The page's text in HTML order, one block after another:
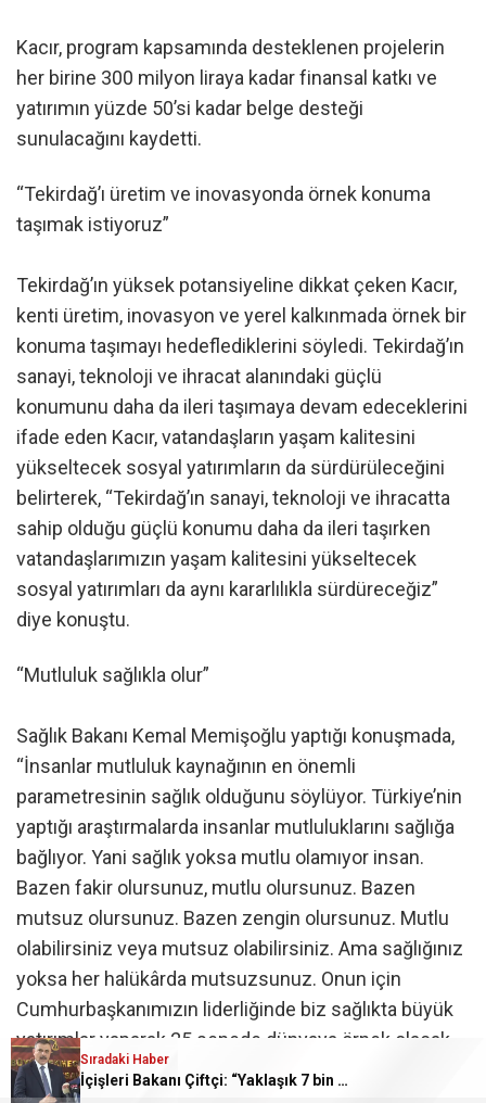
Kacır, program kapsamında desteklenen projelerin
her birine 300 milyon liraya kadar finansal katkı ve
yatırımın yüzde 50’si kadar belge desteği
sunulacağını kaydetti.
“Tekirdağ’ı üretim ve inovasyonda örnek konuma
taşımak istiyoruz”
Tekirdağ’ın yüksek potansiyeline dikkat çeken Kacır,
kenti üretim, inovasyon ve yerel kalkınmada örnek bir
konuma taşımayı hedeflediklerini söyledi. Tekirdağ’ın
sanayi, teknoloji ve ihracat alanındaki güçlü
konumunu daha da ileri taşımaya devam edeceklerini
ifade eden Kacır, vatandaşların yaşam kalitesini
yükseltecek sosyal yatırımların da sürdürüleceğini
belirterek, “Tekirdağ’ın sanayi, teknoloji ve ihracatta
sahip olduğu güçlü konumu daha da ileri taşırken
vatandaşlarımızın yaşam kalitesini yükseltecek
sosyal yatırımları da aynı kararlılıkla sürdüreceğiz”
diye konuştu.
“Mutluluk sağlıkla olur”
Sağlık Bakanı Kemal Memişoğlu yaptığı konuşmada,
“İnsanlar mutluluk kaynağının en önemli
parametresinin sağlık olduğunu söylüyor. Türkiye’nin
yaptığı araştırmalarda insanlar mutluluklarını sağlığa
bağlıyor. Yani sağlık yoksa mutlu olamıyor insan.
Bazen fakir olursunuz, mutlu olursunuz. Bazen
mutsuz olursunuz. Bazen zengin olursunuz. Mutlu
olabilirsiniz veya mutsuz olabilirsiniz. Ama sağlığınız
yoksa her halükârda mutsuzsunuz. Onun için
Cumhurbaşkanımızın liderliğinde biz sağlıkta büyük
yatırımlar yaparak 25 senede dünyaya örnek olacak
bir sağlık hizmeti sunmaya başladık. Bugün
Sıradaki Haber
İçişleri Bakanı Çiftçi: “Yaklaşık 7 bin 500 aranan şahsı bu yılın ilk 7 yılında yakalamış durumdayız”